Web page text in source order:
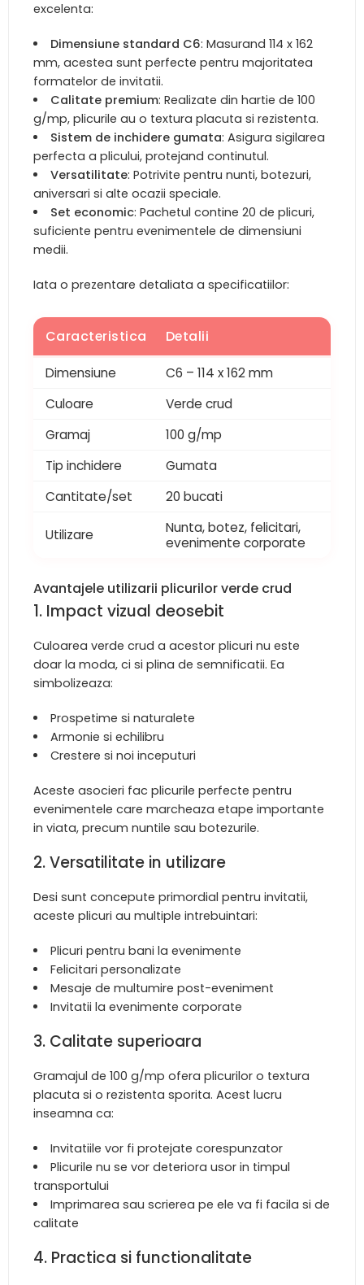
excelenta:
Dimensiune standard C6: Masurand 114 x 162
mm, acestea sunt perfecte pentru majoritatea
formatelor de invitatii.
Calitate premium: Realizate din hartie de 100
g/mp, plicurile au o textura placuta si rezistenta.
Sistem de inchidere gumata: Asigura sigilarea
perfecta a plicului, protejand continutul.
Versatilitate: Potrivite pentru nunti, botezuri,
aniversari si alte ocazii speciale.
Set economic: Pachetul contine 20 de plicuri,
suficiente pentru evenimentele de dimensiuni
medii.
Iata o prezentare detaliata a specificatiilor:
Caracteristica Detalii
Dimensiune
C6 – 114 x 162 mm
Culoare
Verde crud
Gramaj
100 g/mp
Tip inchidere
Gumata
Cantitate/set
20 bucati
Utilizare
Nunta, botez, felicitari,
evenimente corporate
Avantajele utilizarii plicurilor verde crud
1. Impact vizual deosebit
Culoarea verde crud a acestor plicuri nu este
doar la moda, ci si plina de semnificatii. Ea
simbolizeaza:
Prospetime si naturalete
Armonie si echilibru
Crestere si noi inceputuri
Aceste asocieri fac plicurile perfecte pentru
evenimentele care marcheaza etape importante
in viata, precum nuntile sau botezurile.
2. Versatilitate in utilizare
Desi sunt concepute primordial pentru invitatii,
aceste plicuri au multiple intrebuintari:
Plicuri pentru bani la evenimente
Felicitari personalizate
Mesaje de multumire post-eveniment
Invitatii la evenimente corporate
3. Calitate superioara
Gramajul de 100 g/mp ofera plicurilor o textura
placuta si o rezistenta sporita. Acest lucru
inseamna ca:
Invitatiile vor fi protejate corespunzator
Plicurile nu se vor deteriora usor in timpul
transportului
Imprimarea sau scrierea pe ele va fi facila si de
calitate
4. Practica si functionalitate